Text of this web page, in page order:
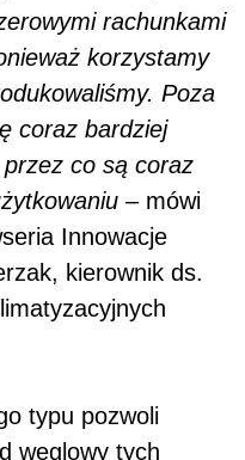
rachunkami
korzystamy
Poza
coraz bardziej
co są coraz
– mówi
Innowacje
kierownik ds.
typu pozwoli
węglowy tych